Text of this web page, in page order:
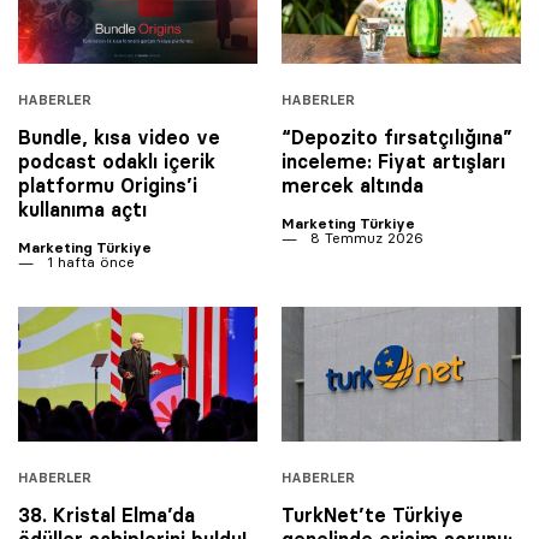
HABERLER
Bundle, kısa video ve
podcast odaklı içerik
platformu Origins’i
kullanıma açtı
Marketing Türkiye
1 hafta önce
HABERLER
“Depozito fırsatçılığına”
inceleme: Fiyat artışları
mercek altında
Marketing Türkiye
8 Temmuz 2026
HABERLER
38. Kristal Elma’da
HABERLER
TurkNet’te Türkiye